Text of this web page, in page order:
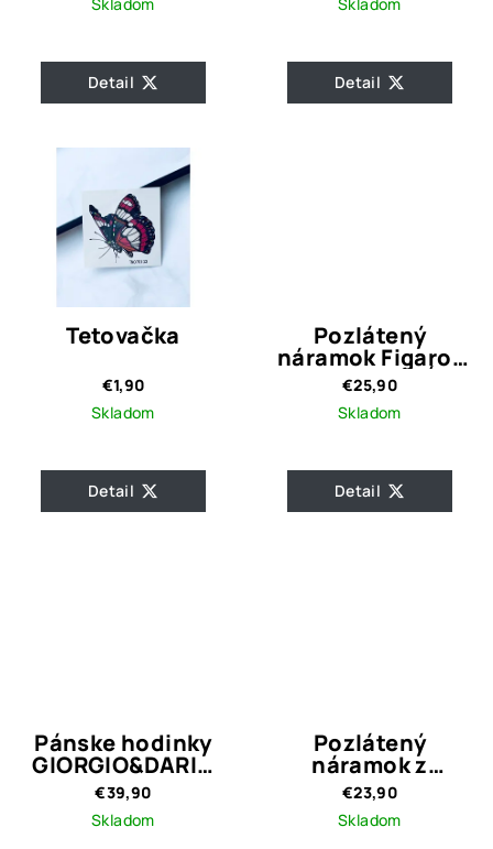
Skladom
Detail
Skladom
Detail
Tetovačka
€1,90
Skladom
Detail
Pozlátený
náramok Figaro/
Hrúbka 1cm/ Dĺžka
21,5 cm
€25,90
Skladom
Detail
Pánske hodinky
GIORGIO&DARIO
003
€39,90
Skladom
Pozlátený
náramok z
chirurgickej ocele
/ Hrúbka 1 cm
€23,90
Skladom